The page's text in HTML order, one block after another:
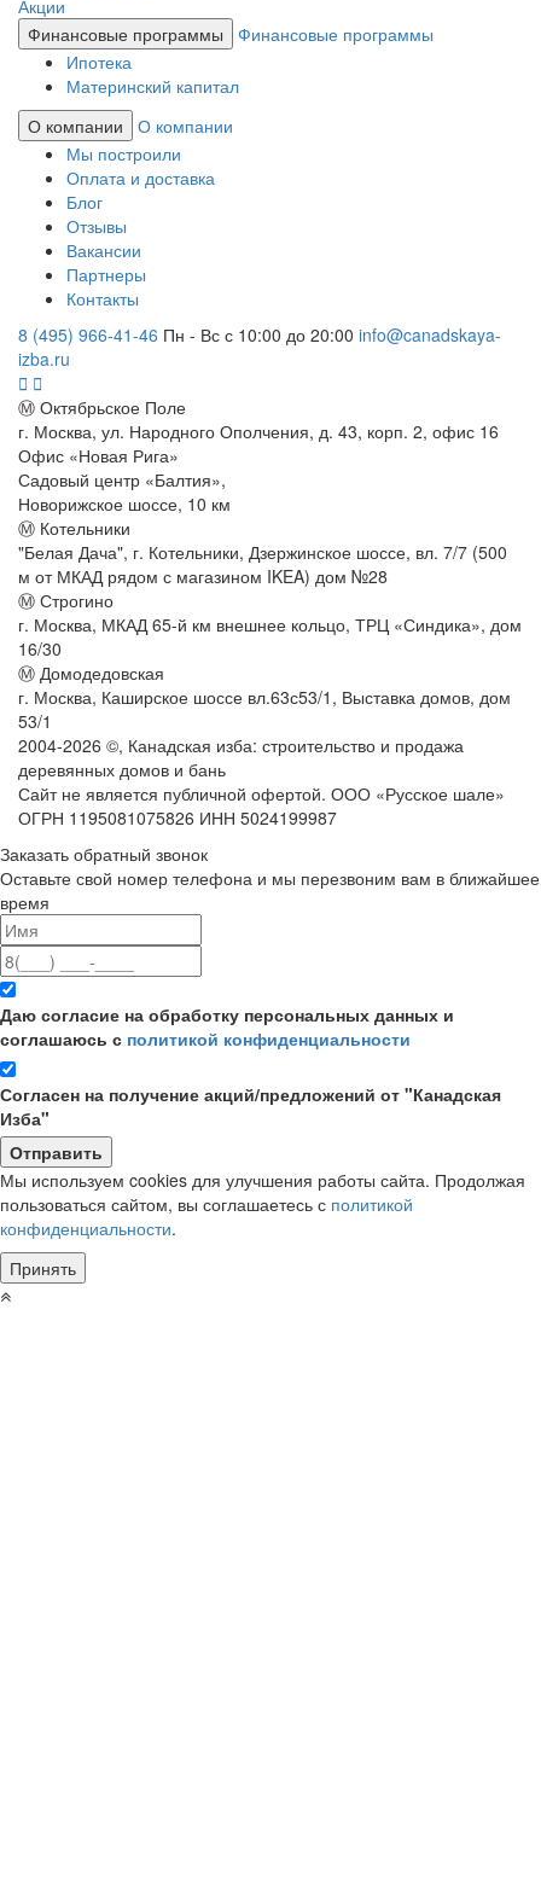
Акции
Финансовые программы
Финансовые программы
Ипотека
Материнский капитал
О компании
О компании
Мы построили
Оплата и доставка
Блог
Отзывы
Вакансии
Партнеры
Контакты
8 (495) 966-41-46 Пн - Вс с 10:00 до 20:00 info@canadskaya-
izba.ru
Ⓜ Октябрьское Поле
г. Москва, ул. Народного Ополчения, д. 43, корп. 2, офис 16
Офис «Новая Рига»
Садовый центр «Балтия»,
Новорижское шоссе, 10 км
Ⓜ Котельники
"Белая Дача", г. Котельники, Дзержинское шоссе, вл. 7/7 (500
м от МКАД рядом с магазином IKEA) дом №28
Ⓜ Строгино
г. Москва, МКАД 65-й км внешнее кольцо, ТРЦ «Синдика», дом
16/30
Ⓜ Домодедовская
г. Москва, Каширское шоссе вл.63с53/1, Выставка домов, дом
53/1
2004-2026 ©, Канадская изба: строительство и продажа
деревянных домов и бань
Сайт не является публичной офертой. ООО «Русское шале»
ОГРН 1195081075826 ИНН 5024199987
Заказать обратный звонок
Оставьте свой номер телефона и мы перезвоним вам в ближайшее
время
Даю согласие на обработку персональных данных и
соглашаюсь с политикой конфиденциальности
Согласен на получение акций/предложений от "Канадская
Изба"
Мы используем cookies для улучшения работы сайта. Продолжая
пользоваться сайтом, вы соглашаетесь с политикой
конфиденциальности.
Принять